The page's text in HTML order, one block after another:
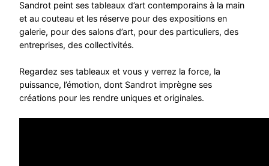
Sandrot peint ses tableaux d’art contemporains à la main
et au couteau et les réserve pour des expositions en
galerie, pour des salons d’art, pour des particuliers, des
entreprises, des collectivités.
Regardez ses tableaux et vous y verrez la force, la
puissance, l’émotion, dont Sandrot imprègne ses
créations pour les rendre uniques et originales.